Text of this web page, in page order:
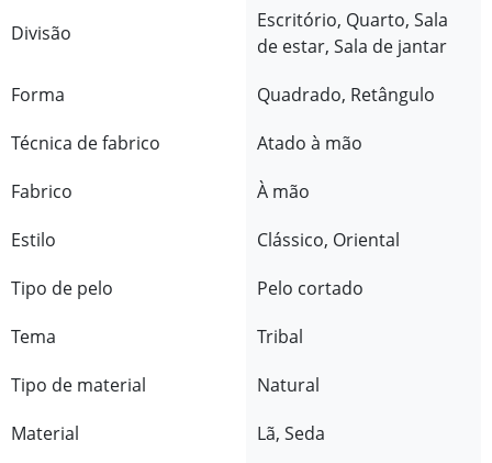
Divisão
Escritório, Quarto, Sala
de estar, Sala de jantar
Forma
Quadrado, Retângulo
Técnica de fabrico
Atado à mão
Fabrico
À mão
Estilo
Clássico, Oriental
Tipo de pelo
Pelo cortado
Tema
Tribal
Tipo de material
Natural
Material
Lã, Seda